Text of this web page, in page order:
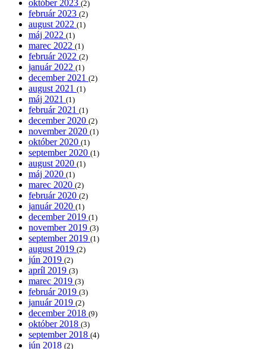
október 2023 (2)
február 2023 (2)
august 2022 (1)
máj 2022 (1)
marec 2022 (1)
február 2022 (2)
január 2022 (1)
december 2021 (2)
august 2021 (1)
máj 2021 (1)
február 2021 (1)
december 2020 (2)
november 2020 (1)
október 2020 (1)
september 2020 (1)
august 2020 (1)
máj 2020 (1)
marec 2020 (2)
február 2020 (2)
január 2020 (1)
december 2019 (1)
november 2019 (3)
september 2019 (1)
august 2019 (2)
jún 2019 (2)
apríl 2019 (3)
marec 2019 (3)
február 2019 (3)
január 2019 (2)
december 2018 (9)
október 2018 (3)
september 2018 (4)
jún 2018 (2)